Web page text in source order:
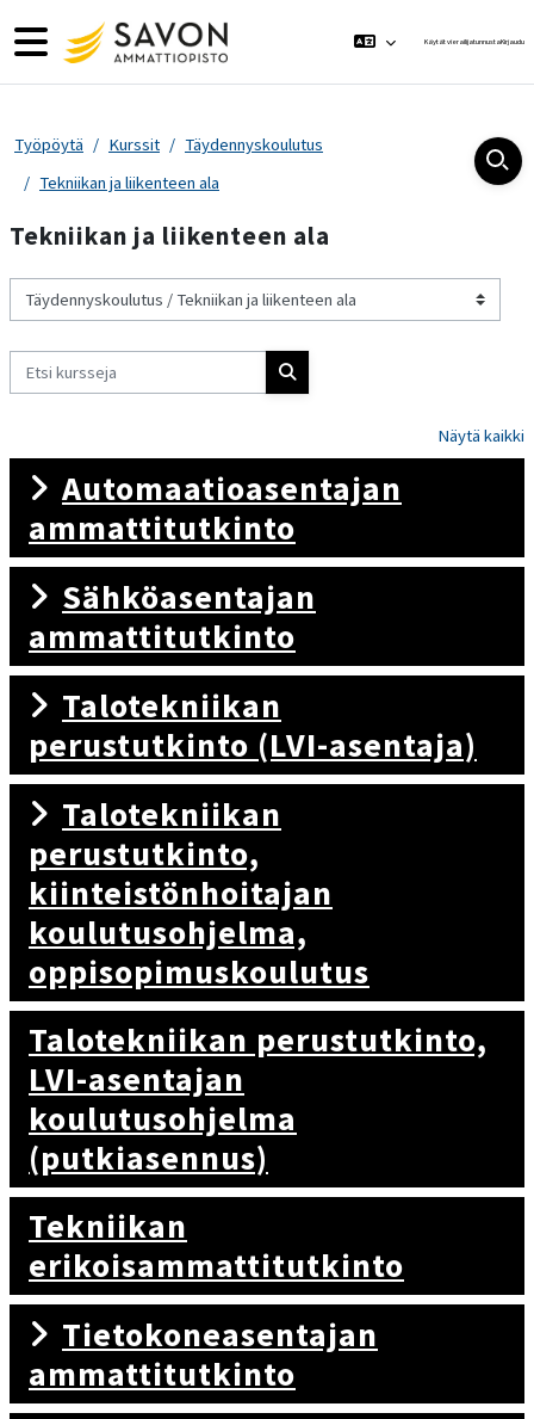
Sivupaneeli Käytät vierailijatunnustaKirjaudu
Työpöytä Kurssit
Täydennyskoulutus
Tekniikan ja liikenteen ala
Tekniikan ja liikenteen ala
Kurssikategoriat
Etsi kursseja
Etsi kursseja
Näytä kaikki
Automaatioasentajan
ammattitutkinto
Sähköasentajan
ammattitutkinto
Talotekniikan
perustutkinto (LVI-asentaja)
Talotekniikan
perustutkinto,
kiinteistönhoitajan
koulutusohjelma,
oppisopimuskoulutus
Talotekniikan perustutkinto,
LVI-asentajan
koulutusohjelma
(putkiasennus)
Tekniikan
erikoisammattitutkinto
Tietokoneasentajan
ammattitutkinto